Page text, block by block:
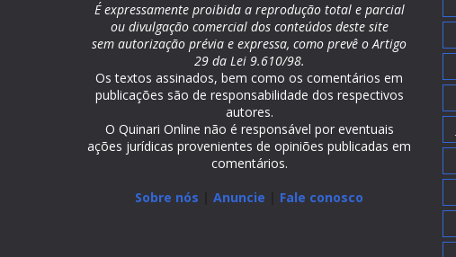
É expressamente proibida a reprodução total e parcial
ou divulgação comercial dos conteúdos deste site
sem autorização prévia e expressa, como prevê o Artigo
29 da Lei 9.610/98.
Os textos assinados, bem como os comentários em
publicações são de responsabilidade dos respectivos
autores.
O Quinari Online não é responsável por eventuais
ações jurídicas provenientes de opiniões publicadas em
comentários.
Sobre nós |Anuncie Fale conosco